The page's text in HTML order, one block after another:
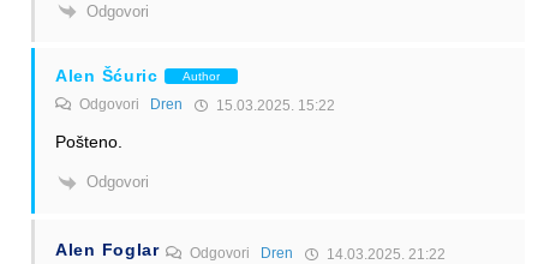
Odgovori
Alen Šćuric Author
Odgovori Dren 15.03.2025. 15:22
Pošteno.
Odgovori
Alen Foglar Odgovori Dren 14.03.2025. 21:22